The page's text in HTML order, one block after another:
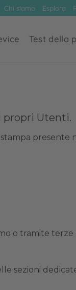
Chi siamo Esplora
Test della
propri Utenti.
presente
o tramite
sezioni